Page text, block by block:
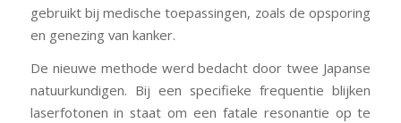
gebruikt bij medische toepassingen, zoals de opsporing
en genezing van kanker.
De nieuwe methode werd bedacht door twee Japanse
natuurkundigen. Bij een specifieke frequentie blijken
laserfotonen in staat om een fatale resonantie op te